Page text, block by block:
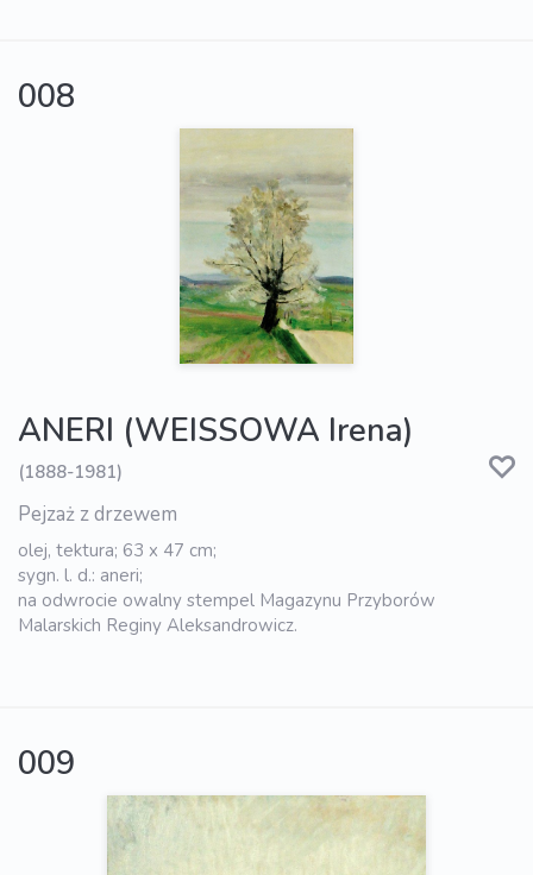
008
ANERI (WEISSOWA Irena)
(1888-1981)
Pejzaż z drzewem
olej, tektura; 63 x 47 cm;
sygn. l. d.: aneri;
na odwrocie owalny stempel Magazynu Przyborów
Malarskich Reginy Aleksandrowicz.
009